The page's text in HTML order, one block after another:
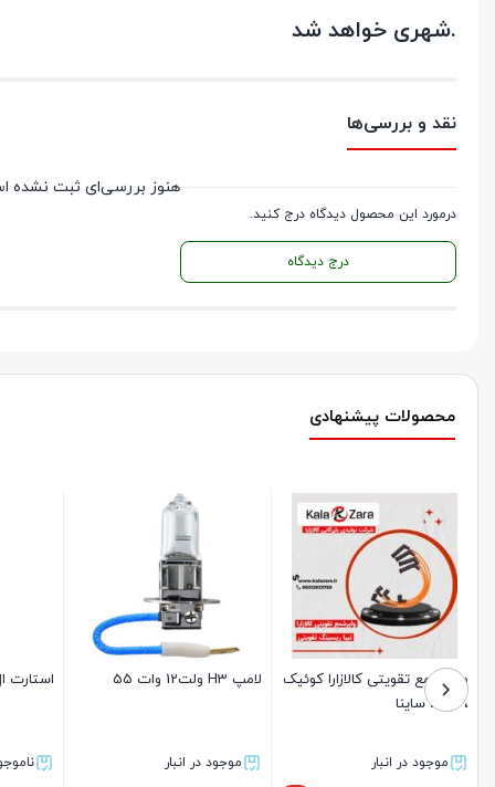
شهری خواهد شد.
نقد و بررسی‌ها
درمورد این محصول دیدگاه درج کنید.
درج دیدگاه
هنوز بررسی‌ای ثبت نشده
محصولات پیشنهادی
پک متوسط وایر شمع پراید
ساژم تقویتی با شمع پایه کوتاه
موجود در انبار
استارت L90 عظام
ناموجود